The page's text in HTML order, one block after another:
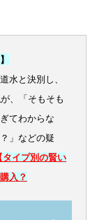
水と決別し、
、「そもそも
てわからな
」などの疑
タイプ別の賢い
入？